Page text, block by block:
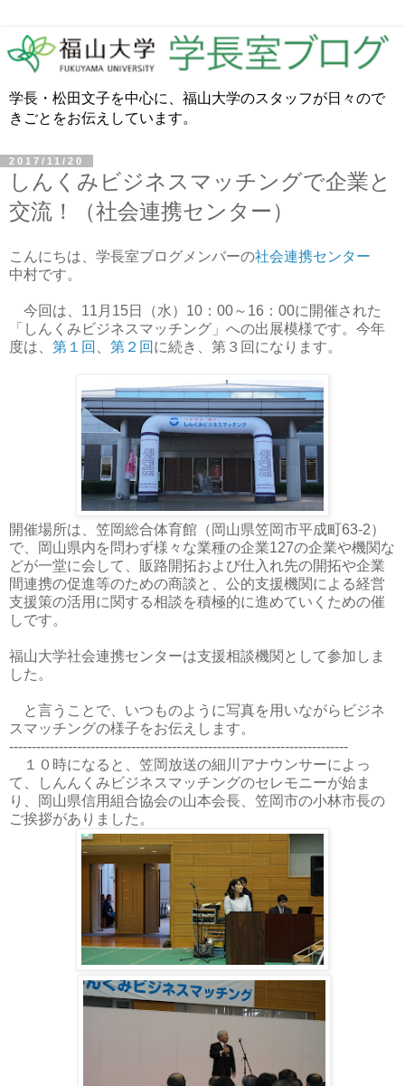
学長・松田文子を中心に、福山大学のスタッフが日々ので
きごとをお伝えしています。
2017/11/20
しんくみビジネスマッチングで企業と
交流！（社会連携センター）
こんにちは、学長室ブログメンバーの社会連携センター
中村です。
今回は、11月15日（水）10：00～16：00に開催された
「しんくみビジネスマッチング」への出展模様です。今年
度は、 第１回 第２回 に続き、第３回になります。
開催場所は、笠岡総合体育館（岡山県笠岡市平成町63-2）
で、岡山県内を問わず様々な業種の企業127の企業や機関な
どが一堂に会して、販路開拓および仕入れ先の開拓や企業
間連携の促進等のための商談と、公的支援機関による経営
支援策の活用に関する相談を積極的に進めていくための催
しです。
福山大学社会連携センターは支援相談機関として参加しま
した。
と言うことで、いつものように写真を用いながらビジネ
スマッチングの様子をお伝えします。
---------------------------------------------------------------------------
１０時になると、笠岡放送の細川アナウンサーによっ
て、しんんくみビジネスマッチングのセレモニーが始ま
り、岡山県信用組合協会の山本会長、笠岡市の小林市長の
ご挨拶がありました。